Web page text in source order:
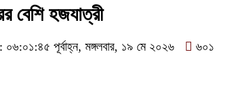
বেশি হজযাত্রী
০৬:০১:৪৫ পূর্বাহ্ন, মঙ্গলবার, ১৯ মে ২০২৬ ৬০১